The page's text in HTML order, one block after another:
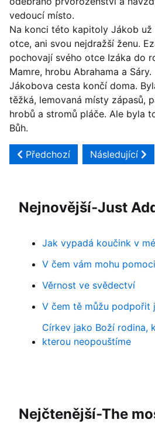
vedoucí místo.
Na konci této kapitoly Jákob už
otce, ani svou nejdražší ženu.
pochovají svého otce Izáka do
Mamre, hrobu Abrahama a Sáry.
Jákobova cesta končí doma.
těžká, lemovaná místy zápasů,
hrobů a stromů pláče. Ale byla
Bůh.
Předchozí článek: Genesis 36 -
Předchozí Další článek:
Následující
Nejnovější-Just
Jak vypadá koučink v
V čem vám mohu
Věrnost ve svědectví
V čem tě můžu podpořit
Církev jako Boží rodina,
kterou neopouštíme
Nejčtenější-The